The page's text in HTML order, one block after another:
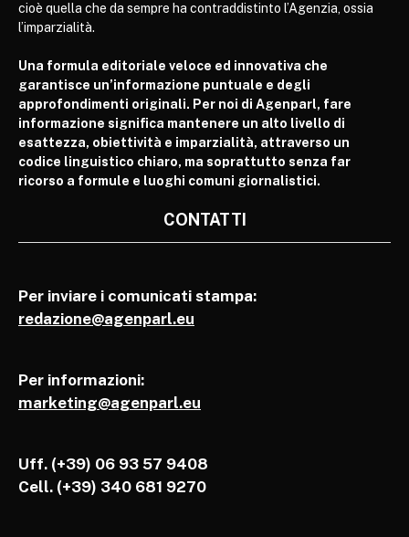
cioè quella che da sempre ha contraddistinto l’Agenzia, ossia
l’imparzialità.
Una formula editoriale veloce ed innovativa che
garantisce un’informazione puntuale e degli
approfondimenti originali. Per noi di Agenparl, fare
informazione significa mantenere un alto livello di
esattezza, obiettività e imparzialità, attraverso un
codice linguistico chiaro, ma soprattutto senza far
ricorso a formule e luoghi comuni giornalistici.
CONTATTI
Per inviare i comunicati stampa:
redazione@agenparl.eu
Per informazioni:
marketing@agenparl.eu
Uff. (+39) 06 93 57 9408
Cell. (+39) 340 681 9270